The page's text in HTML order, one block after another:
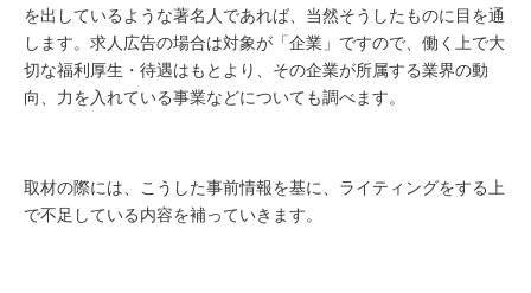
を出しているような著名人であれば、当然そうしたものに目を通
します。求人広告の場合は対象が「企業」ですので、働く上で大
切な福利厚生・待遇はもとより、その企業が所属する業界の動
向、力を入れている事業などについても調べます。
取材の際には、こうした事前情報を基に、ライティングをする上
で不足している内容を補っていきます。